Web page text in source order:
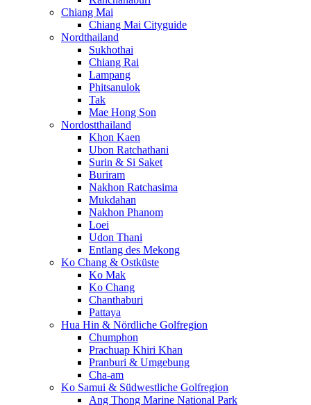
Chiang Mai
Chiang Mai Cityguide
Nordthailand
Sukhothai
Chiang Rai
Lampang
Phitsanulok
Tak
Mae Hong Son
Nordostthailand
Khon Kaen
Ubon Ratchathani
Surin & Si Saket
Buriram
Nakhon Ratchasima
Mukdahan
Nakhon Phanom
Loei
Udon Thani
Entlang des Mekong
Ko Chang & Ostküste
Ko Mak
Ko Chang
Chanthaburi
Pattaya
Hua Hin & Nördliche Golfregion
Chumphon
Prachuap Khiri Khan
Pranburi & Umgebung
Cha-am
Ko Samui & Südwestliche Golfregion
Ang Thong Marine National Park